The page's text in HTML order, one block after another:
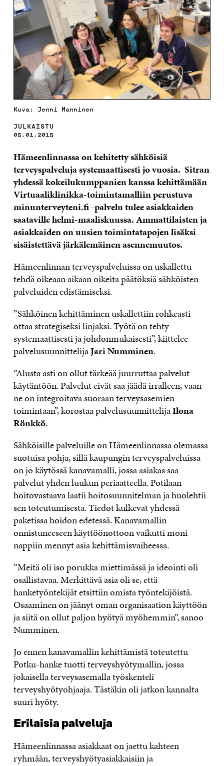
Kuva: Jenni Manninen
JULKAISTU
05.01.2015
Hämeenlinnassa on kehitetty sähköisiä
terveyspalveluja systemaattisesti jo vuosia. Sitran
yhdessä kokeilukumppanien kanssa kehittämään
Virtuaaliklinikka-toimintamalliin perustuva
minunterveyteni.fi -palvelu tulee asiakkaiden
saataville helmi-maaliskuussa.Ammattilaisten ja
asiakkaiden on uusien toimintatapojen lisäksi
sisäistettäväjärkälemäinen asennemuutos.
Hämeenlinnan terveyspalveluissa on uskallettu
tehdä oikeaan aikaan oikeita päätöksiä sähköisten
palveluiden edistämiseksi.
”Sähköinen kehittäminen uskallettiin rohkeasti
ottaa strategiseksi linjaksi. Työtä on tehty
systemaattisesti ja johdonmukaisesti”, kiittelee
palvelusuunnittelijaJari Numminen.
”Alusta asti on ollut tärkeää juurruttaa palvelut
käytäntöön. Palvelut eivät saa jäädä irralleen, vaan
ne on integroitava suoraan terveysasemien
toimintaan”, korostaa palvelusuunnittelijaIlona
Rönkkö.
Sähköisille palveluille on Hämeenlinnassa olemassa
suotuisa pohja, sillä kaupungin terveyspalveluissa
on jo käytössä kanavamalli, jossa asiakas saa
palvelut yhden luukun periaatteella. Potilaan
hoitovastaava laatii hoitosuunnitelman ja huolehtii
sen toteutumisesta. Tiedot kulkevat yhdessä
paketissa hoidon edetessä. Kanavamallin
onnistuneeseen käyttöönottoon vaikutti moni
nappiin mennyt asia kehittämisvaiheessa.
”Meitä oli iso porukka miettimässä ja ideointi oli
osallistavaa. Merkittävä asia oli se, että
hanketyöntekijät etsittiin omista työntekijöistä.
Osaaminen on jäänyt oman organisaation käyttöön
ja siitä on ollut paljon hyötyä myöhemmin”, sanoo
Numminen.
Jo ennen kanavamallin kehittämistä toteutettu
Potku-hanke tuotti terveyshyötymallin, jossa
jokaisella terveysasemalla työskenteli
terveyshyötyohjaaja. Tästäkin oli jatkon kannalta
suuri hyöty.
Erilaisia palveluja
Hämeenlinnassa asiakkaat on jaettu kahteen
ryhmään, terveyshyötyasiakkaisiin ja